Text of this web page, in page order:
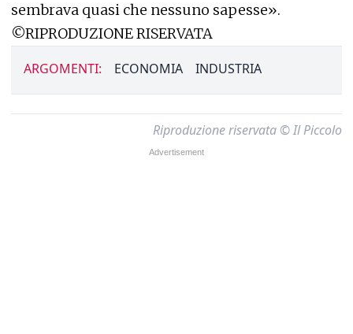
sembrava quasi che nessuno sapesse».
©RIPRODUZIONE RISERVATA
ARGOMENTI: ECONOMIA INDUSTRIA
Riproduzione riservata © Il Piccolo